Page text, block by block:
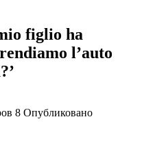
figlio ha
l’auto
8 Опубликовано